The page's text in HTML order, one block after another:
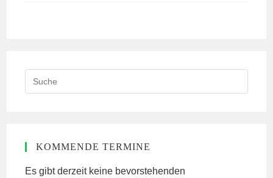
this
KOMMENDE TERMINE
Es gibt derzeit keine bevorstehenden